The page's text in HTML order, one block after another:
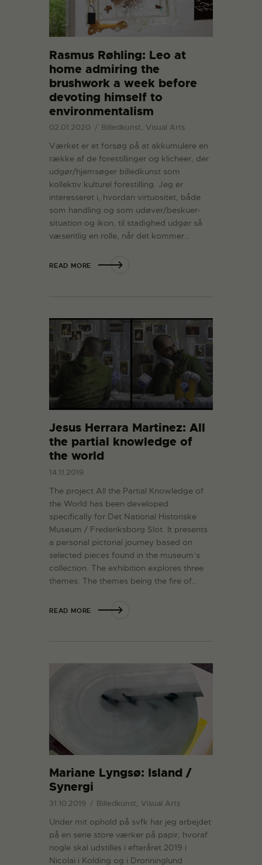
Rasmus Røhling: Leo at
home admiring the
brushwork a week before
devoting himself to
environmentalism
02.01.2020 Billedkunst, Visual Arts
Værket er et forsøg på at akkumulere en
række af de forestillinger og klicheer, der
udgør/hjemsøger billedkunst som
kollektiv kulturel forestilling. Jeg er
interesseret i, hvordan virtuositet, både
som handling og som udøver/beskuer-
situation og ikon, til stadighed udgør så
væsentlig en rolle, når det kommer…
READ MORE
Jesus Herrara Martinez: All
the partial knowledge of
the world
14.11.2019
The project All the Partial Knowledge of
the World has been developed
specifically for Det National Historiske
Museum / Frederiksborg Slot. It presents
a personal pictorial journey based on
selected pieces found in the museum’s
collection. The exhibition explores three
themes. The themes being the fire of…
READ MORE
Mariane Lyngsø: Island /
Synergi
31.10.2019 Billedkunst, Visual Arts
Under mit ophold på svfk har jeg arbejdet
på en serie store værker på papir, hvoraf
nogle skal udstilles i efteråret 2019 i
Nicolai i Kolding og i Dronninglund